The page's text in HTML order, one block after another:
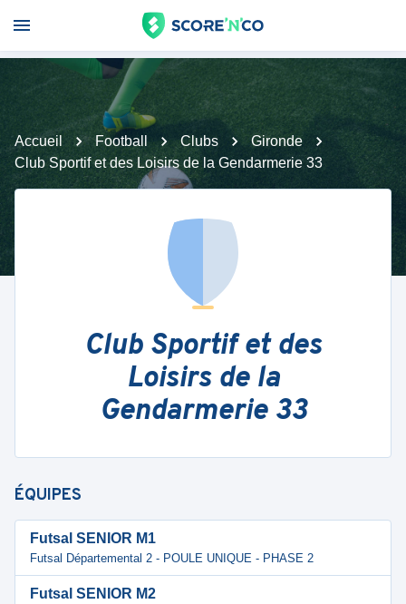
Accueil Football Clubs
Gironde
Club Sportif et des Loisirs de la Gendarmerie 33
Club Sportif et des
Loisirs de la
Gendarmerie 33
ÉQUIPES
Futsal SENIOR M1
Futsal Départemental 2 - POULE UNIQUE - PHASE 2
Futsal SENIOR M2